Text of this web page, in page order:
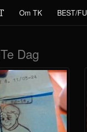
Om TK BEST/FU
Dag